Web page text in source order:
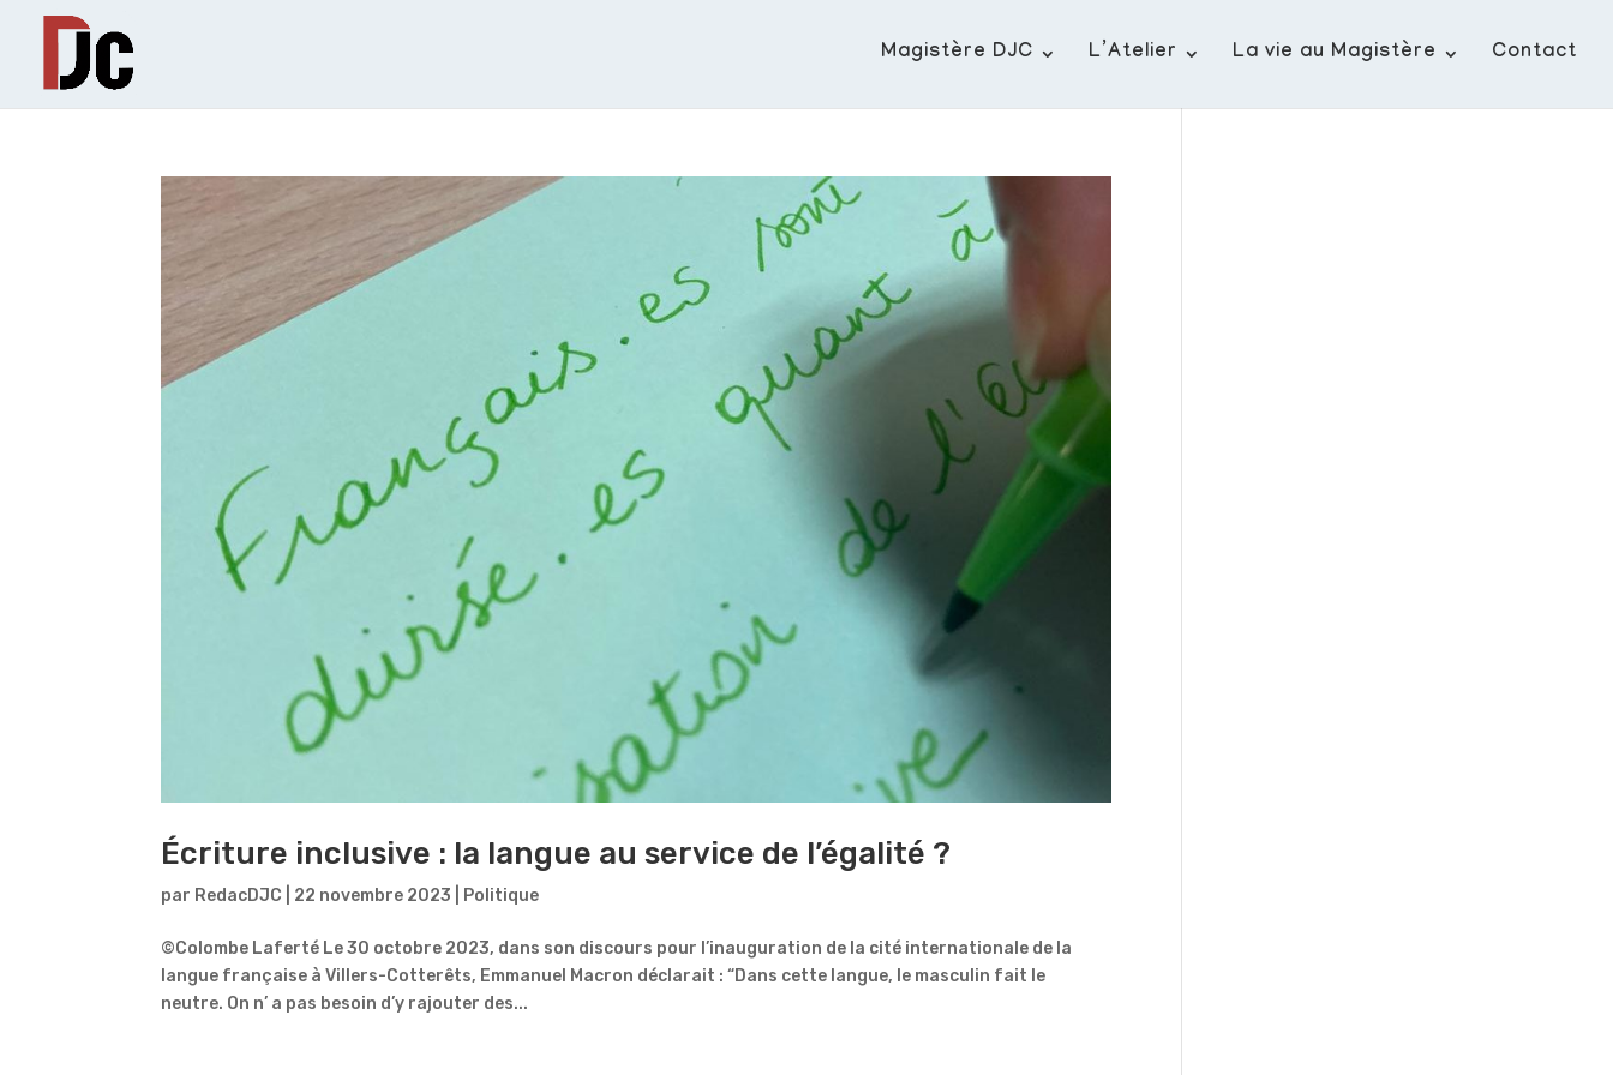
Magistère DJC L’Atelier La vie au Magistère Contact
Écriture inclusive : la langue au service de l’égalité ?
par RedacDJC 22 novembre 2023 Politique
©Colombe Laferté Le 30 octobre 2023, dans son discours pour l’inauguration de la cité internationale de la
langue française à Villers-Cotterêts, Emmanuel Macron déclarait : “Dans cette langue, le masculin fait le
neutre. On n’ a pas besoin d’y rajouter des...